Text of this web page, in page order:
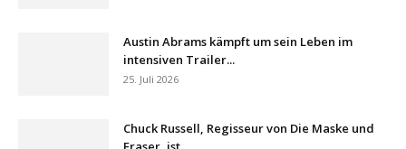
Austin Abrams kämpft um sein Leben im
intensiven Trailer...
25. Juli 2026
Chuck Russell, Regisseur von Die Maske und